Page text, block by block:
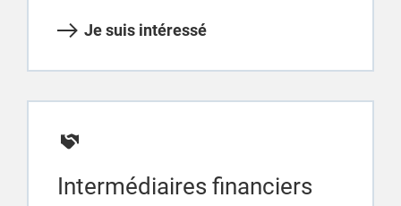
Je suis intéressé
Intermédiaires financiers